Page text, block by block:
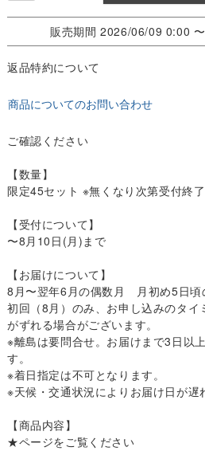
販売期間 2026/06/09 0:00 〜
返品特約について
商品についてのお問い合わせ
ご確認ください
【数量】
限定45セット ※無くなり次第受付終了
【受付について】
〜8月10日(月)まで
【お届けについて】
8月〜翌年6月の偶数月 月初め5日頃
初回（8月）のみ、お申し込みのタイ
がずれる場合がございます。
※離島は要問合せ。お届けまで3日以
す。
※着日指定は不可となります。
※天候・交通状況によりお届け日が遅
【商品内容】
★ページをご覧ください